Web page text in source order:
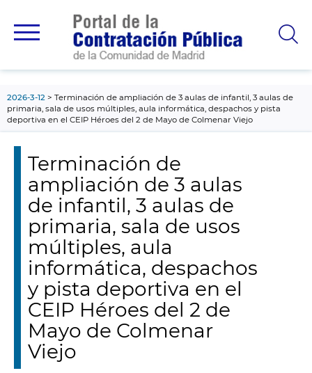
principal
2026-3-12
Terminación de ampliación de 3 aulas de infantil, 3 aulas de
primaria, sala de usos múltiples, aula informática, despachos y pista
deportiva en el CEIP Héroes del 2 de Mayo de Colmenar Viejo
Terminación de
ampliación de 3 aulas
de infantil, 3 aulas de
primaria, sala de usos
múltiples, aula
informática, despachos
y pista deportiva en el
CEIP Héroes del 2 de
Mayo de Colmenar
Viejo